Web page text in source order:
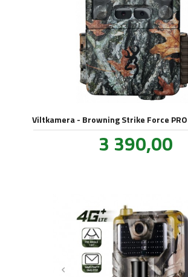
Pris
3 390,00mva.